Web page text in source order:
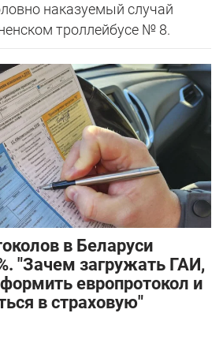
наказуемый случай
троллейбусе № 8.
в Беларуси
"Зачем загружать ГАИ,
европротокол и
в страховую"